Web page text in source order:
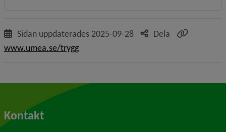
Sidan uppdaterades 2025-09-28
Dela
www.umea.se/trygg
Kontakt